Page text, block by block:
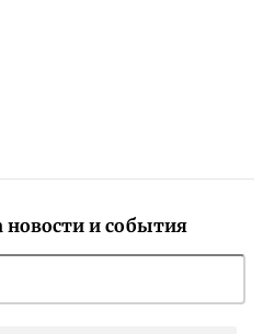
и события